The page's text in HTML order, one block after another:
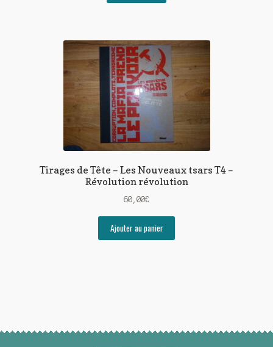
Tirages de Tête – Les Nouveaux tsars T4 –
Révolution révolution
60,00€
Ajouter au panier